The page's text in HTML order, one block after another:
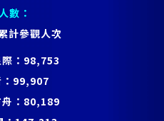
數：
計參觀人次
： 98,753
99,907
： 80,189